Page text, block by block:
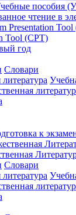
пособия
чтение в
Tool (CPT)
год
Словари
к
Словари